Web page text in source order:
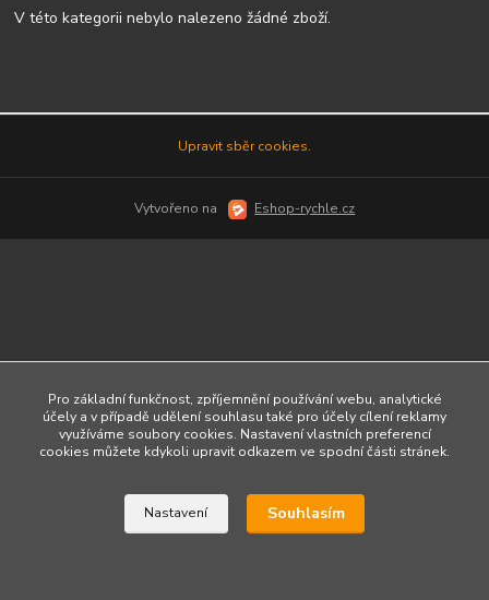
V této kategorii nebylo nalezeno žádné zboží.
Upravit sběr cookies.
Vytvořeno na Eshop-rychle.cz
Pro základní funkčnost, zpříjemnění používání webu, analytické
účely a v případě udělení souhlasu také pro účely cílení reklamy
využíváme soubory cookies. Nastavení vlastních preferencí
cookies můžete kdykoli upravit odkazem ve spodní části stránek.
Nastavení Souhlasím